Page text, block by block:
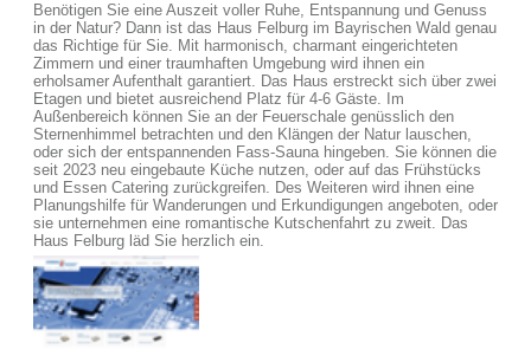
Benötigen Sie eine Auszeit voller Ruhe, Entspannung und Genuss
in der Natur? Dann ist das Haus Felburg im Bayrischen Wald genau
das Richtige für Sie. Mit harmonisch, charmant eingerichteten
Zimmern und einer traumhaften Umgebung wird ihnen ein
erholsamer Aufenthalt garantiert. Das Haus erstreckt sich über zwei
Etagen und bietet ausreichend Platz für 4-6 Gäste. Im
Außenbereich können Sie an der Feuerschale genüsslich den
Sternenhimmel betrachten und den Klängen der Natur lauschen,
oder sich der entspannenden Fass-Sauna hingeben. Sie können die
seit 2023 neu eingebaute Küche nutzen, oder auf das Frühstücks
und Essen Catering zurückgreifen. Des Weiteren wird ihnen eine
Planungshilfe für Wanderungen und Erkundigungen angeboten, oder
sie unternehmen eine romantische Kutschenfahrt zu zweit. Das
Haus Felburg läd Sie herzlich ein.